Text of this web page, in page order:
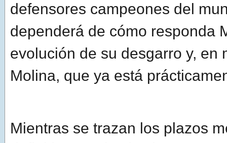
defensores campeones del
dependerá de cómo responda
evolución de su desgarro y, en
Molina, que ya está
Mientras se trazan los plazos